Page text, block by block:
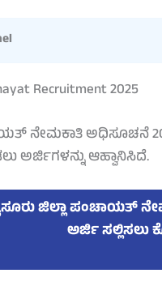
ನೇಮಕಾತಿ ಅಧಿಸೂಚನೆ
ಅರ್ಜಿಗಳನ್ನು ಆಹ್ವಾನಿಸಿದೆ.
ಜಿಲ್ಲಾ ಪಂಚಾಯತ್
ಅರ್ಜಿ